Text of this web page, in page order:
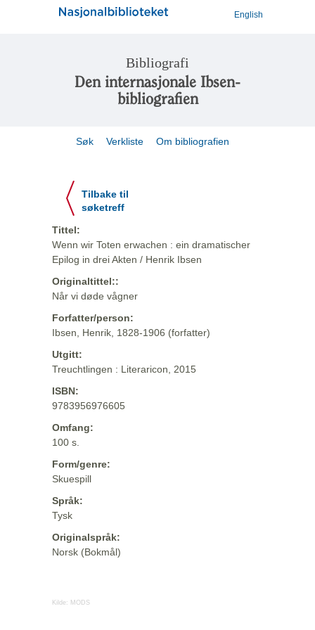
English
Bibliografi
Den internasjonale Ibsen-
bibliografien
Søk Verkliste Om bibliografien
Tilbake til
søketreff
Tittel:
Wenn wir Toten erwachen : ein dramatischer
Epilog in drei Akten / Henrik Ibsen
Originaltittel::
Når vi døde vågner
Forfatter/person:
Ibsen, Henrik, 1828-1906 (forfatter)
Utgitt:
Treuchtlingen : Literaricon, 2015
ISBN:
9783956976605
Omfang:
100 s.
Form/genre:
Skuespill
Språk:
Tysk
Originalspråk:
Norsk (Bokmål)
Kilde: MODS